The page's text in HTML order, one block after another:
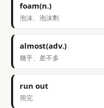
foam(n.)
泡沫、泡沫劑
almost(adv.)
幾乎、差不多
run out
用完